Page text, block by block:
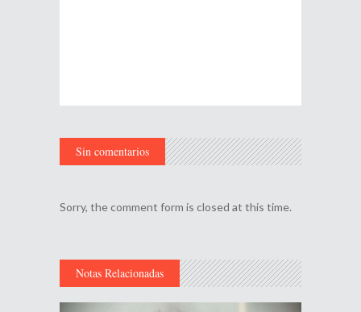
Sin comentarios
Sorry, the comment form is closed at this time.
Notas Relacionadas